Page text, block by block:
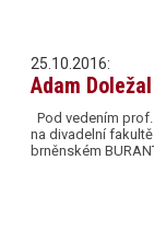
25.10.2016:
Adam
Pod vedením
na divadelní
brněnském